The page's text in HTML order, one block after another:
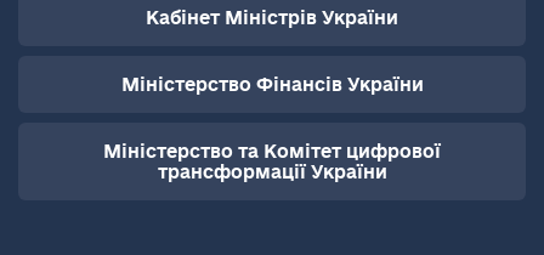
Кабінет Міністрів України
Міністерство Фінансів України
Міністерство та Комітет цифрової
трансформації України